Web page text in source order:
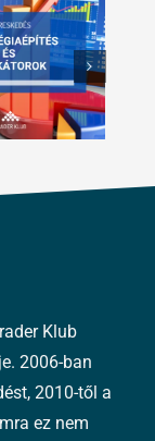
Klub
2006-ban
2010-től a
ez nem